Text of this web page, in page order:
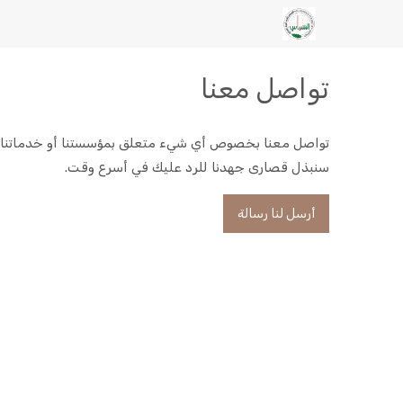
تواصل معنا
تواصل معنا بخصوص أي شيء متعلق بمؤسستنا أو
سنبذل قصارى جهدنا للرد عليك في أسرع وقت.
أرسل لنا رسالة